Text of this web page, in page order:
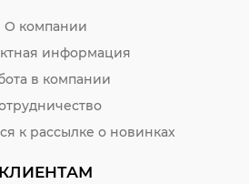
О компании
информация
в компании
к рассылке о новинках
КЛИЕНТАМ